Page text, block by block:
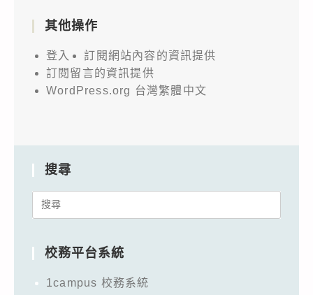
其他操作
登入
訂閱網站內容的資訊提供
訂閱留言的資訊提供
WordPress.org 台灣繁體中文
搜尋
Search
校務平台系統
1campus 校務系統